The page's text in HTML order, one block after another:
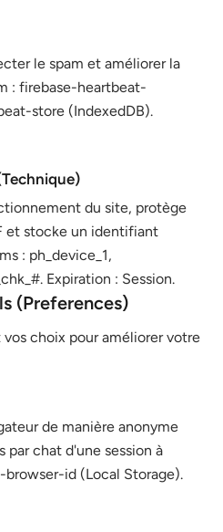
le spam et améliorer la
: firebase-heartbeat-
store (IndexedDB).
du site, protège
et stocke un identifiant
: ph_device_1,
Expiration : Session.
(Preferences)
choix pour améliorer votre
de manière anonyme
par chat d'une session à
id (Local Storage).